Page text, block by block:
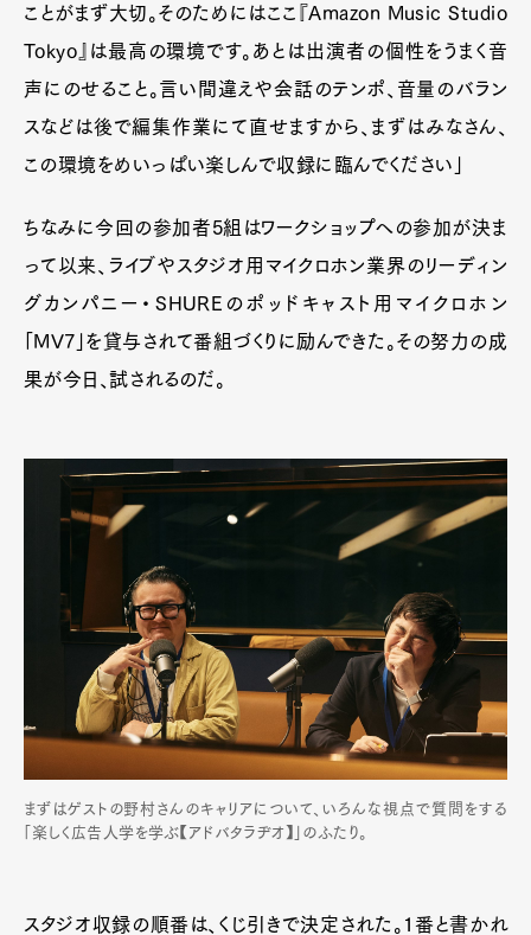
ことがまず大切。そのためにはここ『Amazon Music Studio
Tokyo』は最高の環境です。あとは出演者の個性をうまく音
声にのせること。言い間違えや会話のテンポ、音量のバラン
スなどは後で編集作業にて直せますから、まずはみなさん、
この環境をめいっぱい楽しんで収録に臨んでください」
ちなみに今回の参加者5組はワークショップへの参加が決ま
って以来、ライブやスタジオ用マイクロホン業界のリーディン
グカンパニー・SHUREのポッドキャスト用マイクロホン
「MV7」を貸与されて番組づくりに励んできた。その努力の成
果が今日、試されるのだ。
まずはゲストの野村さんのキャリアについて、いろんな視点で質問をする
「楽しく広告人学を学ぶ【アドバタラヂオ】」のふたり。
スタジオ収録の順番は、くじ引きで決定された。1番と書かれ